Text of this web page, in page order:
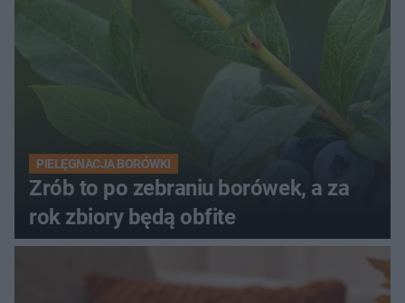
PIELĘGNACJA BORÓWKI
Zrób to po zebraniu borówek, a za
rok zbiory będą obfite